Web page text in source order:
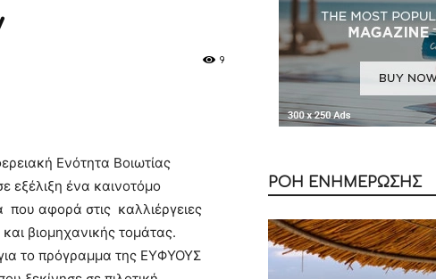
9
Ενότητα Βοιωτίας
εξέλιξη ένα καινοτόμο
αφορά στις καλλιέργειες
βιομηχανικής τομάτας.
το πρόγραμμα της ΕΥΦΥΟΥΣ
ΡΟΗ ΕΝΗΜΕΡΩΣΗΣ